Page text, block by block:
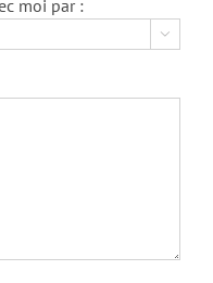
moi par :
